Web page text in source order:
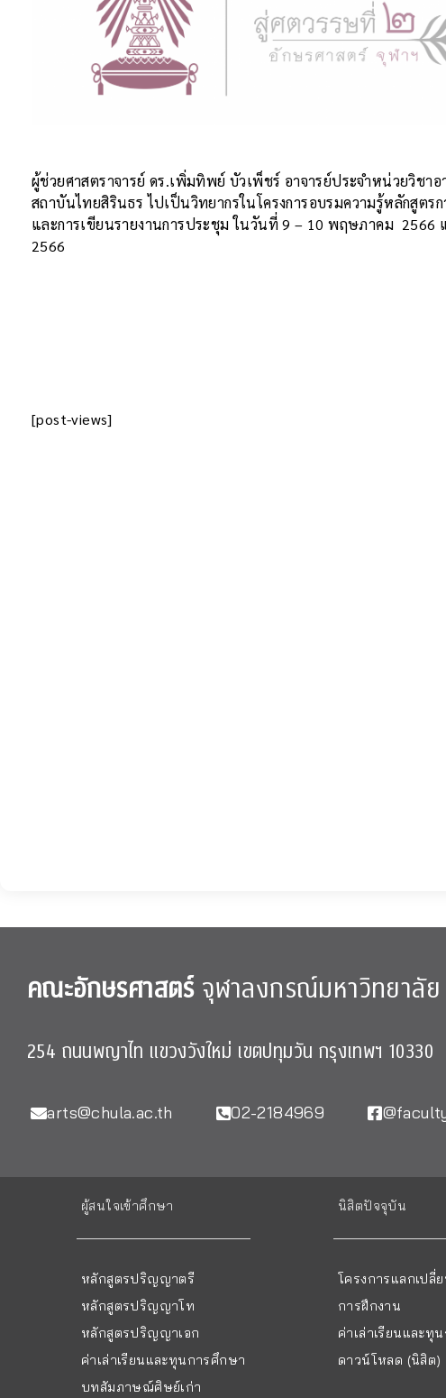
ผู้ช่วยศาสตราจารย์ ดร.เพิ่มทิพย์ บัวเพ็ชร์ อาจารย์ประจำหน่วยวิชาอ
สถาบันไทยสิรินธร ไปเป็นวิทยากรในโครงการอบรมความรู้หลักสูต
และการเขียนรายงานการประชุม ในวันที่ 9 – 10 พฤษภาคม 2566
2566
[post-views]
คณะอักษรศาสตร์จุฬาลงกรณ์มหาวิทยาลัย
254 ถนนพญาไท แขวงวังใหม่ เขตปทุมวัน กรุงเทพฯ 10330
arts@chula.ac.th 02-2184969
ผู้สนใจเข้าศึกษา
หลักสูตรปริญญาตรี
หลักสูตรปริญญาโท
หลักสูตรปริญญาเอก
ค่าเล่าเรียนและทุนการศึกษา
บทสัมภาษณ์ศิษย์เก่า
นิสิตปัจจุบัน
โครงการแลกเปลี่
การฝึกงาน
ค่าเล่าเรียนและทุ
ดาวน์โหลด (นิสิต)